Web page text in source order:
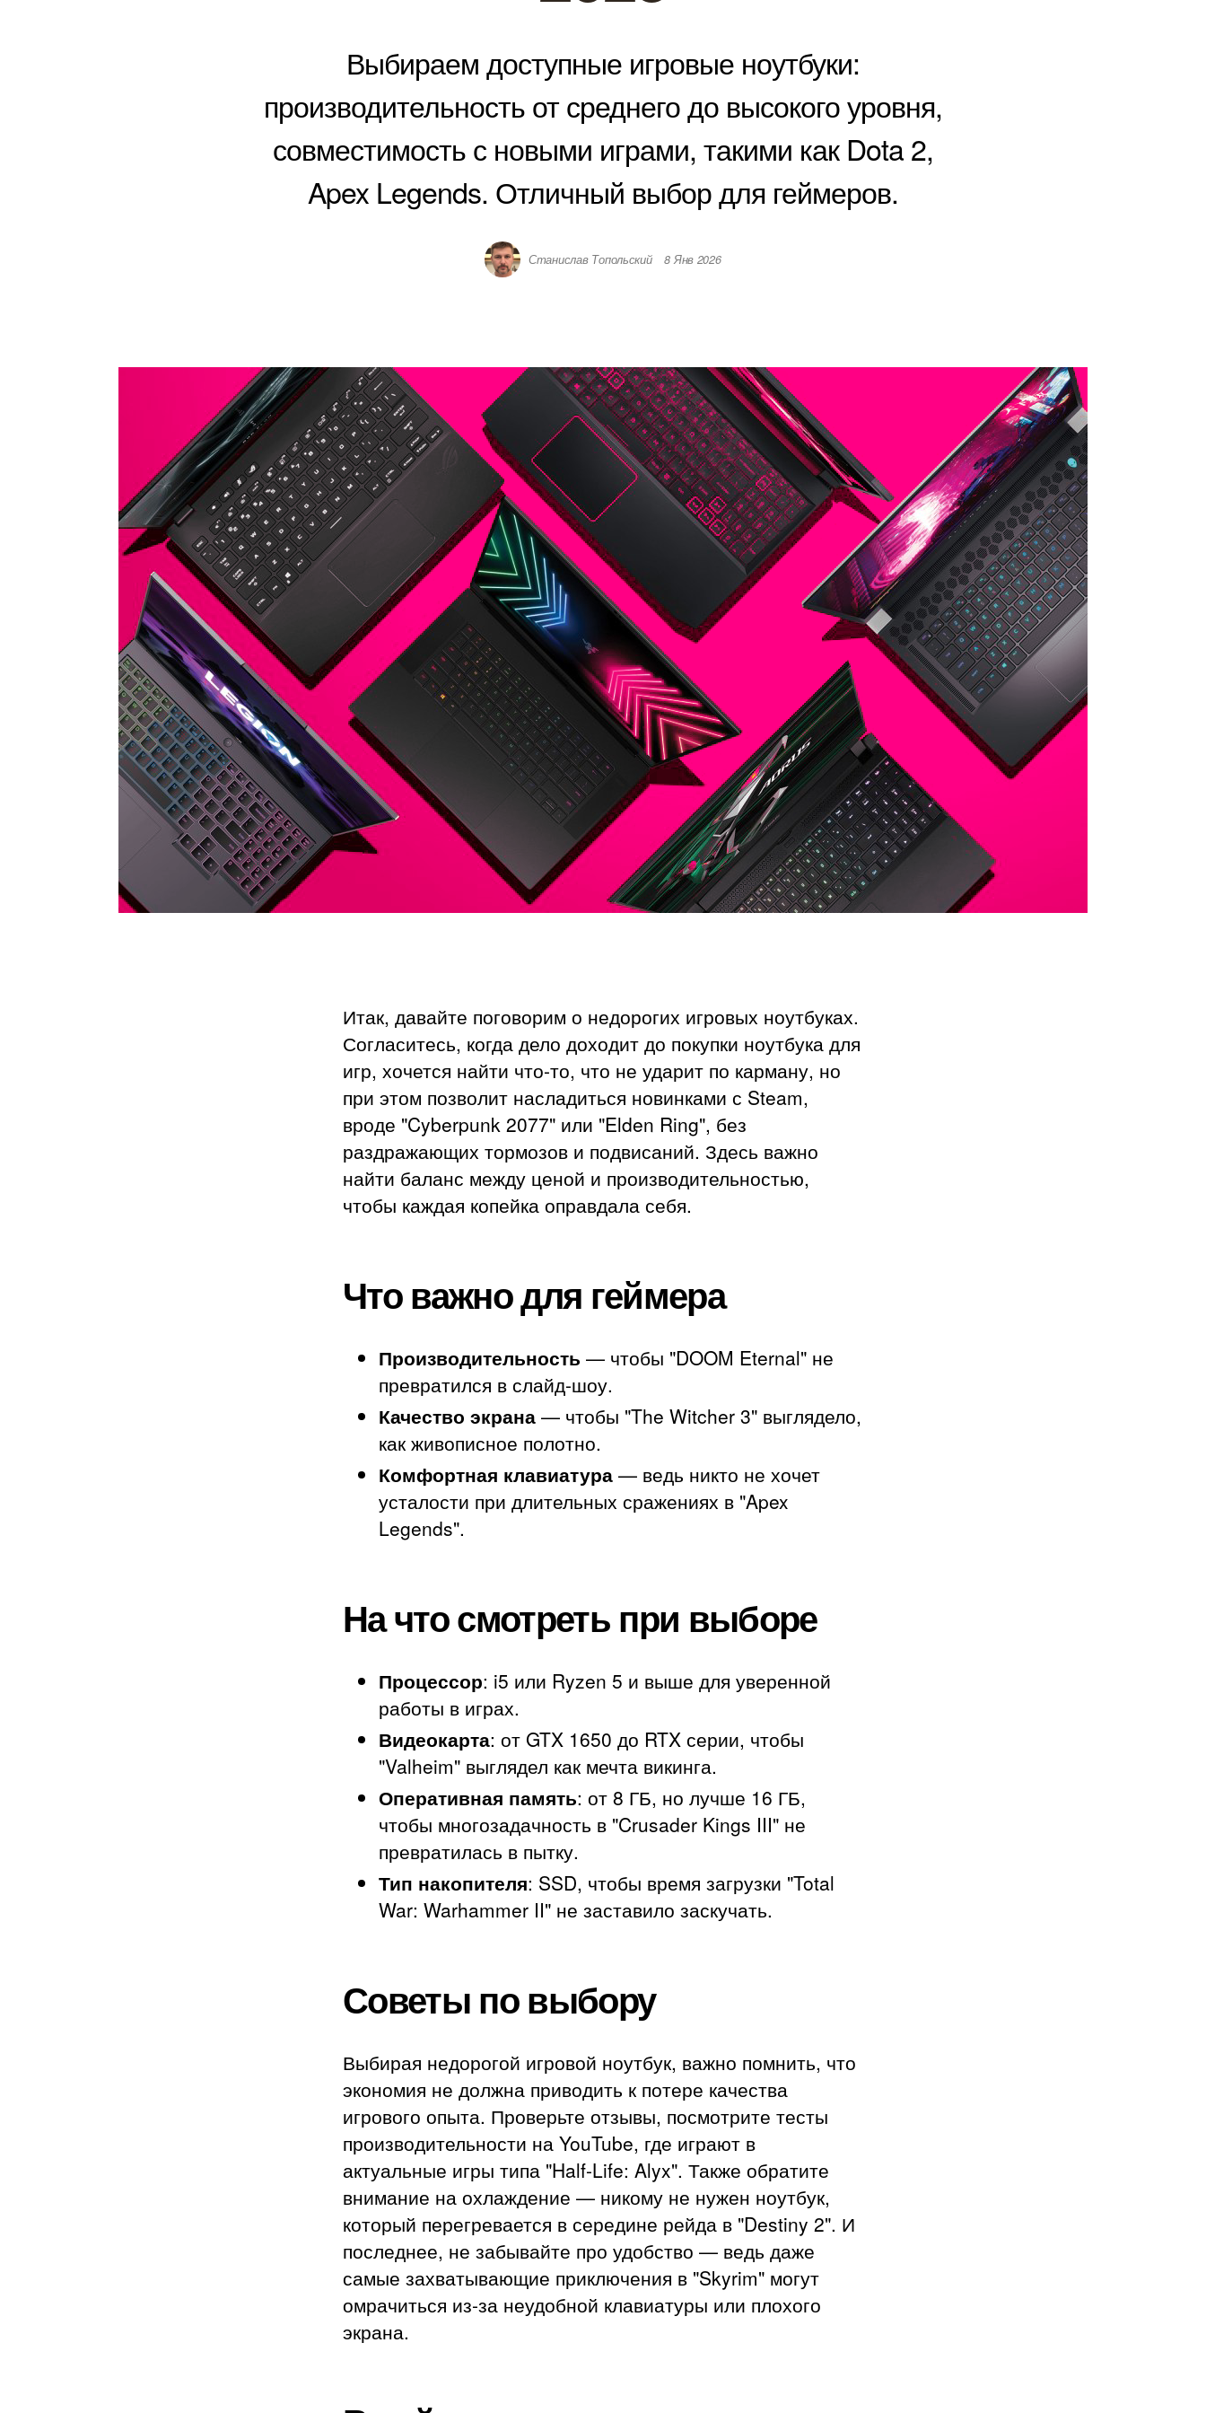
Выбираем доступные игровые ноутбуки:
производительность от среднего до высокого уровня,
совместимость с новыми играми, такими как Dota 2,
Apex Legends. Отличный выбор для геймеров.
Станислав Топольский 8 Янв 2026
Итак, давайте поговорим о недорогих игровых ноутбуках.
Согласитесь, когда дело доходит до покупки ноутбука для
игр, хочется найти что-то, что не ударит по карману, но
при этом позволит насладиться новинками с Steam,
вроде "Cyberpunk 2077" или "Elden Ring", без
раздражающих тормозов и подвисаний. Здесь важно
найти баланс между ценой и производительностью,
чтобы каждая копейка оправдала себя.
Что важно для геймера
Производительность — чтобы "DOOM Eternal" не
превратился в слайд-шоу.
Качество экрана — чтобы "The Witcher 3" выглядело,
как живописное полотно.
Комфортная клавиатура — ведь никто не хочет
усталости при длительных сражениях в "Apex
Legends".
На что смотреть при выборе
Процессор: i5 или Ryzen 5 и выше для уверенной
работы в играх.
Видеокарта: от GTX 1650 до RTX серии, чтобы
"Valheim" выглядел как мечта викинга.
Оперативная память: от 8 ГБ, но лучше 16 ГБ,
чтобы многозадачность в "Crusader Kings III" не
превратилась в пытку.
Тип накопителя: SSD, чтобы время загрузки "Total
War: Warhammer II" не заставило заскучать.
Советы по выбору
Выбирая недорогой игровой ноутбук, важно помнить, что
экономия не должна приводить к потере качества
игрового опыта. Проверьте отзывы, посмотрите тесты
производительности на YouTube, где играют в
актуальные игры типа "Half-Life: Alyx". Также обратите
внимание на охлаждение — никому не нужен ноутбук,
который перегревается в середине рейда в "Destiny 2". И
последнее, не забывайте про удобство — ведь даже
самые захватывающие приключения в "Skyrim" могут
омрачиться из-за неудобной клавиатуры или плохого
экрана.